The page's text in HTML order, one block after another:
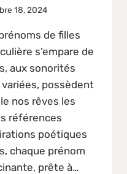
18, 2024
de filles
s’empare de
aux sonorités
possèdent
nos rêves les
références
poétiques
chaque prénom
prête à…